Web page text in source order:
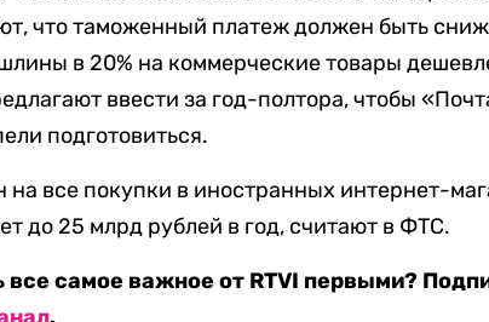
что таможенный платеж должен быть
в 20% на коммерческие товары
ввести за год-полтора, чтобы
подготовиться.
все покупки в иностранных интернет-
до 25 млрд рублей в год, считают в ФТС.
все самое важное от RTVI первыми?